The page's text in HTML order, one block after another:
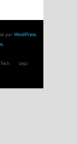
par WordPress.
.
Lego